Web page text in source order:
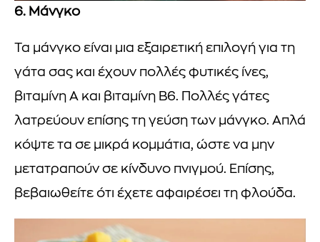
6. Μάνγκο
Τα μάνγκο είναι μια εξαιρετική επιλογή για τη
γάτα σας και έχουν πολλές φυτικές ίνες,
βιταμίνη Α και βιταμίνη Β6. Πολλές γάτες
λατρεύουν επίσης τη γεύση των μάνγκο. Απλά
κόψτε τα σε μικρά κομμάτια, ώστε να μην
μετατραπούν σε κίνδυνο πνιγμού. Επίσης,
βεβαιωθείτε ότι έχετε αφαιρέσει τη φλούδα.